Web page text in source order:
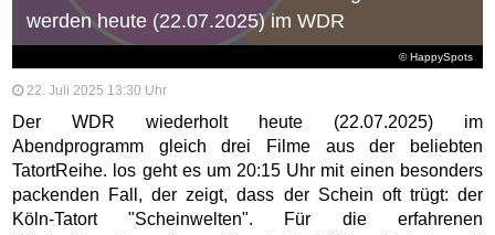
© HappySpots
werden heute (22.07.2025) im WDR
22. Juli 2025 13:30 Uhr
Der WDR wiederholt heute (22.07.2025) im
Abendprogramm gleich drei Filme aus der beliebten
TatortReihe. los geht es um 20:15 Uhr mit einen besonders
packenden Fall, der zeigt, dass der Schein oft trügt: der
Köln-Tatort "Scheinwelten". Für die erfahrenen